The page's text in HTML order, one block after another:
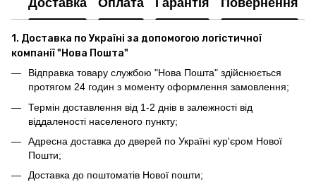
1. Доставка по Україні за допомогою логістичної
компанії "Нова Пошта"
Відправка товару службою "Нова Пошта" здійснюється
протягом 24 годин з моменту оформлення замовлення;
Термін доставлення від 1-2 днів в залежності від
віддаленості населеного пункту;
Адресна доставка до дверей по Україні кур'єром Нової
Пошти;
Доставка до поштоматів Нової пошти;